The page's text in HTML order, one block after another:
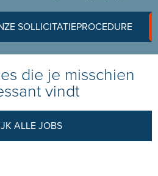
SOLLICITATIEPROCEDURE
die je misschien
vindt
ALLE JOBS